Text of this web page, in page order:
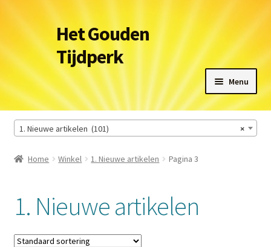
naar
navigatie
de
inhoud
Het Gouden
Tijdperk
Menu
Winkel
Contact
Winkelmand
×
1. Nieuwe artikelen (101)
Home Winkel 1. Nieuwe artikelen Pagina 3
1. Nieuwe artikelen